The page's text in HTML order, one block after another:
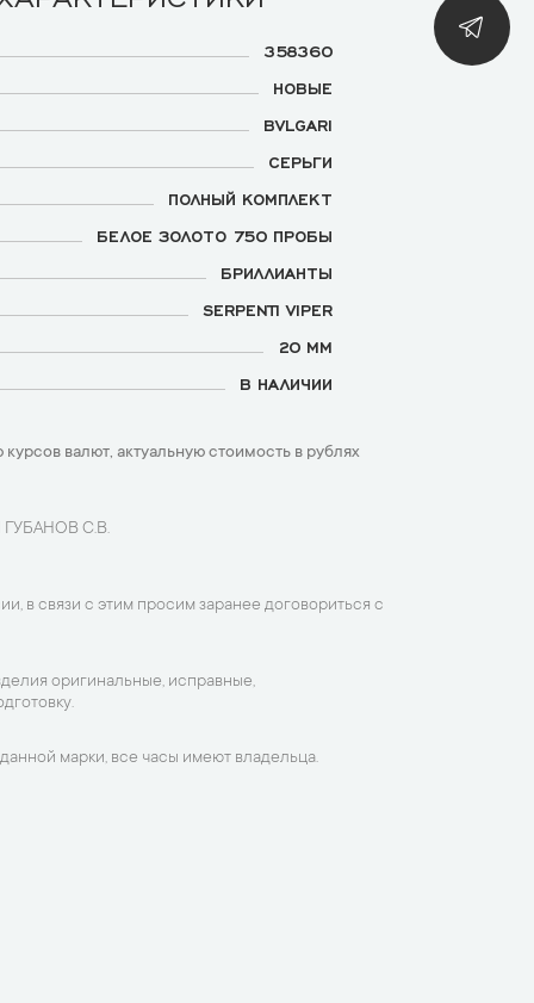
358360
НОВЫЕ
BVLGARI
СЕРЬГИ
ПОЛНЫЙ КОМПЛЕКТ
БЕЛОЕ ЗОЛОТО 750 ПРОБЫ
БРИЛЛИАНТЫ
SERPENTI VIPER
20 ММ
В НАЛИЧИИ
валют, актуальную стоимость в рублях
ГУБАНОВ С.В.
в связи с этим просим заранее договориться с
оригинальные, исправные,
марки, все часы имеют владельца.